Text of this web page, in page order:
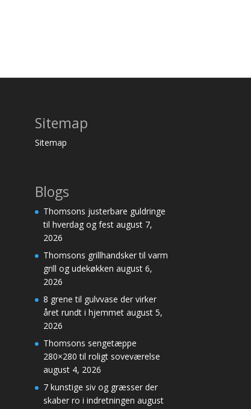
Sitemap
Sitemap
Blogs
Thomsons justerbare guldringe
til hverdag og fest august 7,
2026
Thomsons grillhandsker til varm
grill og udekøkken august 6,
2026
8 grene til gulvvase der virker
året rundt i hjemmet august 5,
2026
Thomsons sengetæppe
280×280 til roligt soveværelse
august 4, 2026
7 kunstige siv og græsser der
skaber ro i indretningen august